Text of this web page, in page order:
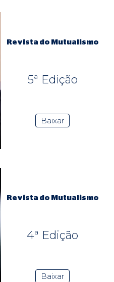
Revista do Mutualismo
5ª Edição
Baixar
Revista do Mutualismo
4ª Edição
Baixar